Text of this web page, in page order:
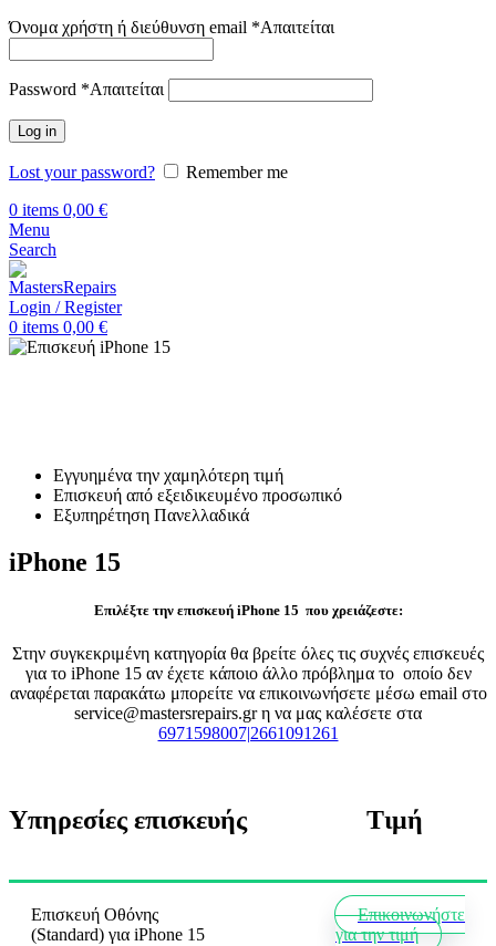
Όνομα χρήστη ή διεύθυνση email *Απαιτείται
Password *Απαιτείται
Log in
Lost your password?
Remember me
0 items 0,00 €
Menu
Search
Login / Register
0 items 0,00 €
Εγγυημένα την χαμηλότερη τιμή
Επισκευή από εξειδικευμένο προσωπικό
Εξυπηρέτηση Πανελλαδικά
iPhone 15
Επιλέξτε την επισκευή iPhone 15 που χρειάζεστε:
Στην συγκεκριμένη κατηγορία θα βρείτε όλες τις συχνές επισκευές
για το iPhone 15 αν έχετε κάποιο άλλο πρόβλημα το οποίο δεν
αναφέρεται παρακάτω μπορείτε να επικοινωνήσετε μέσω email στο
service@mastersrepairs.gr η να μας καλέσετε στα
6971598007|2661091261
Υπηρεσίες επισκευής Τιμή
Επισκευή Οθόνης
(Standard) για iPhone 15
Επικοινωνήστε
για την τιμή